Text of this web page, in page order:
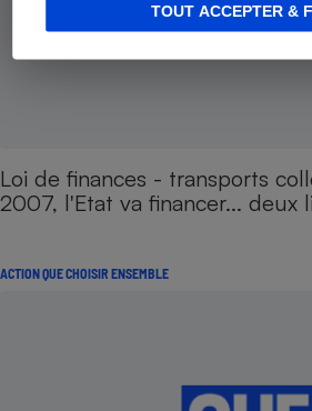
TOUT ACCEPTER &
Loi de finances - transports
2007, l'Etat va financer... deux
ACTION QUE CHOISIR ENSEMBLE